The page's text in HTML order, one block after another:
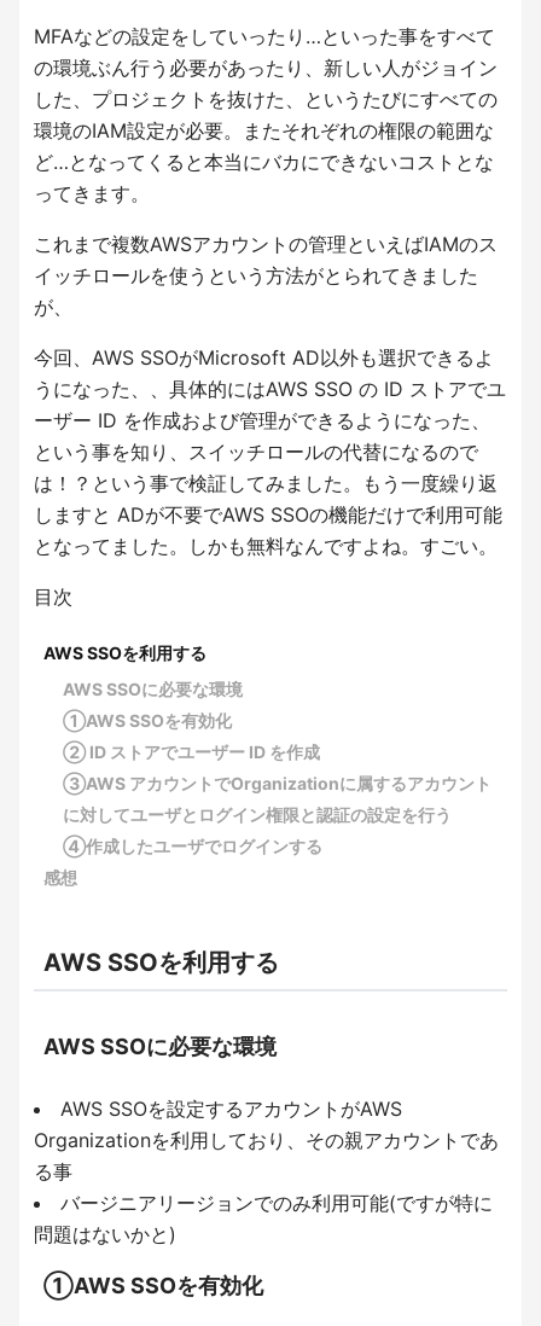
MFAなどの設定をしていったり…といった事をすべて
の環境ぶん行う必要があったり、新しい人がジョイン
した、プロジェクトを抜けた、というたびにすべての
環境のIAM設定が必要。またそれぞれの権限の範囲な
ど…となってくると本当にバカにできないコストとな
ってきます。
これまで複数AWSアカウントの管理といえばIAMのス
イッチロールを使うという方法がとられてきました
が、
今回、AWS SSOがMicrosoft AD以外も選択できるよ
うになった、、具体的にはAWS SSO の ID ストアでユ
ーザー ID を作成および管理ができるようになった、
という事を知り、スイッチロールの代替になるので
は！？という事で検証してみました。
もう一度繰り返
しますと ADが不要でAWS SSOの機能だけで利用可能
となってました。
しかも無料なんですよね。すごい。
目次
AWS SSOを利用する
AWS SSOに必要な環境
①AWS SSOを有効化
② ID ストアでユーザー ID を作成
③AWS アカウントでOrganizationに属するアカウント
に対してユーザとログイン権限と認証の設定を行う
④作成したユーザでログインする
感想
AWS SSOを利用する
AWS SSOに必要な環境
AWS SSOを設定するアカウントがAWS
Organizationを利用しており、その親アカウントであ
る事
バージニアリージョンでのみ利用可能(ですが特に
問題はないかと)
①AWS SSOを有効化